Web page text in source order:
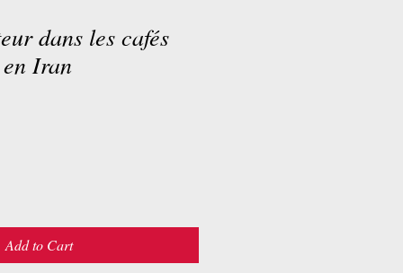
dans les cafés
Iran
Add to Cart